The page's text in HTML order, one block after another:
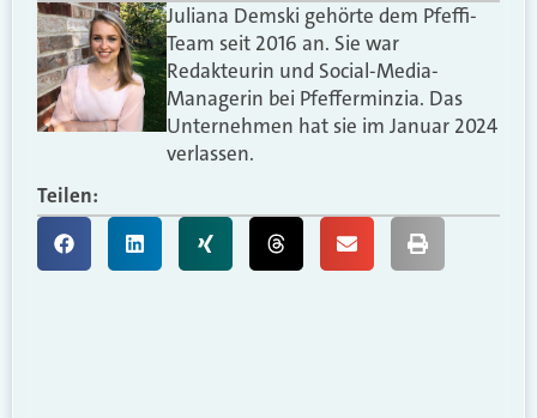
Juliana Demski gehörte dem Pfeffi-
Team seit 2016 an. Sie war
Redakteurin und Social-Media-
Managerin bei Pfefferminzia. Das
Unternehmen hat sie im Januar 2024
verlassen.
Teilen: